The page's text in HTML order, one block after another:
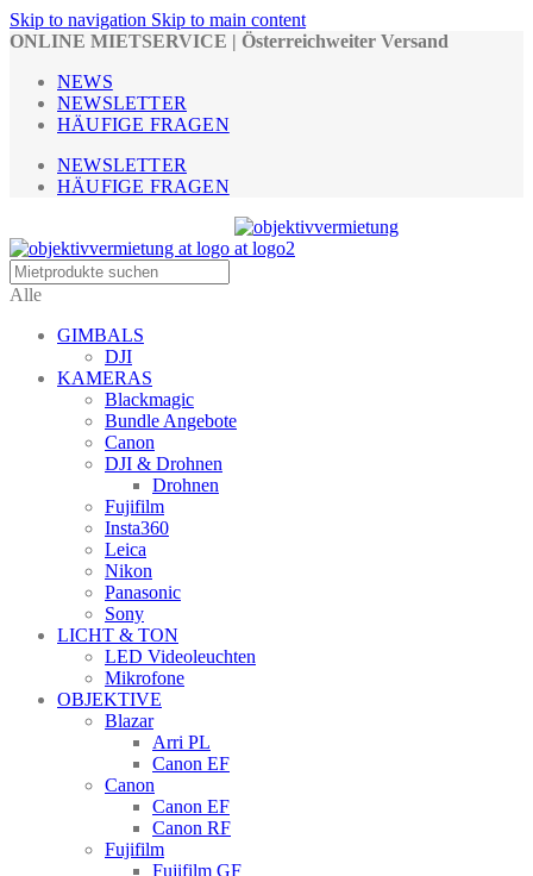
Skip to navigation Skip to main content
ONLINE MIETSERVICE | Österreichweiter Versand
NEWS
NEWSLETTER
HÄUFIGE FRAGEN
NEWSLETTER
HÄUFIGE FRAGEN
Alle
GIMBALS
DJI
KAMERAS
Blackmagic
Bundle Angebote
Canon
DJI & Drohnen
Drohnen
Fujifilm
Insta360
Leica
Nikon
Panasonic
Sony
LICHT & TON
LED Videoleuchten
Mikrofone
OBJEKTIVE
Blazar
Arri PL
Canon EF
Canon
Canon EF
Canon RF
Fujifilm
Fujifilm GF